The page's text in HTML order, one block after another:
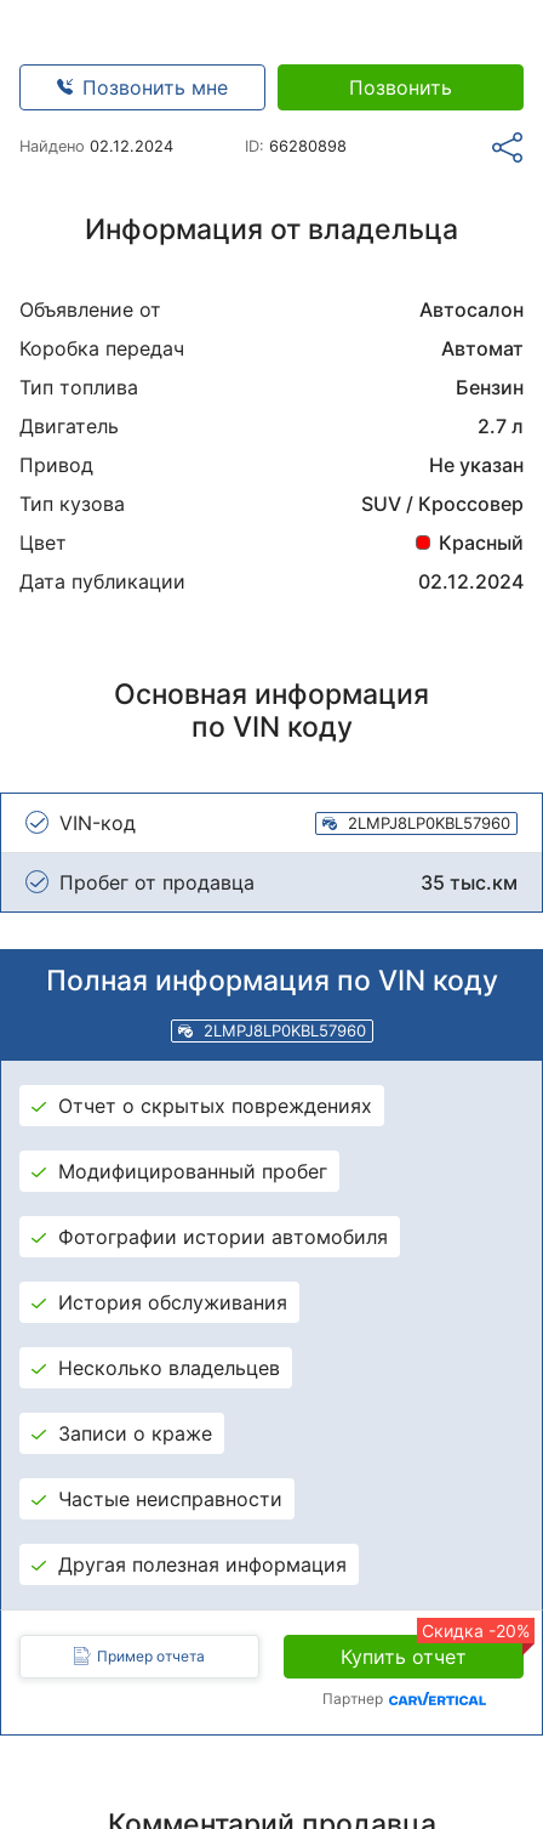
Позвонить мне Позвонить
Найдено 02.12.2024 ID:66280898
Информация от владельца
Объявление от
Автосалон
Коробка передач
Автомат
Тип топлива
Бензин
Двигатель
2.7 л
Привод
Не указан
Тип кузова
SUV / Кроссовер
Цвет
Красный
Дата публикации
02.12.2024
Основная информация
по VIN коду
VIN-код 2LMPJ8LP0KBL57960
Пробег от продавца 35 тыс.км
Полная информация по VIN коду
2LMPJ8LP0KBL57960
Отчет о скрытых повреждениях
Модифицированный пробег
Фотографии истории автомобиля
История обслуживания
Несколько владельцев
Записи о краже
Частые неисправности
Другая полезная информация
Пример отчета
Скидка -20%
Купить отчет
Партнер